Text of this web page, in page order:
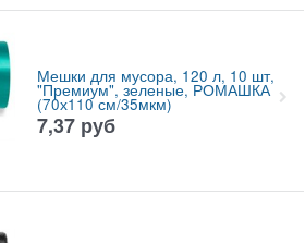
Мешки для мусора, 120 л, 10 шт,
"Премиум", зеленые, РОМАШКА
(70х110 см/35мкм)
7,37 руб